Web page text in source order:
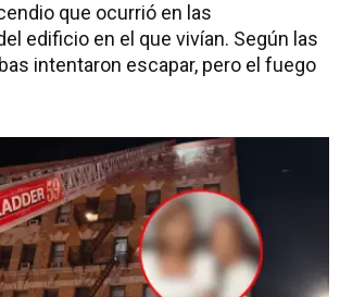
que ocurrió en las
edificio en el que vivían. Según las
intentaron escapar, pero el fuego